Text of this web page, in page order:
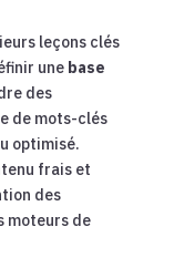
leçons clés
une base
des
de mots-clés
optimisé.
frais et
des
moteurs de